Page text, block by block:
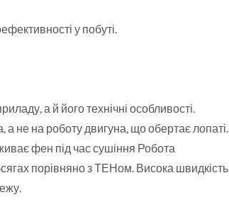
у побуті.
а й його технічні особливості.
а не на роботу двигуна, що обертає лопаті.
фен під час сушіння Робота
порівняно з ТЕНом. Висока швидкість